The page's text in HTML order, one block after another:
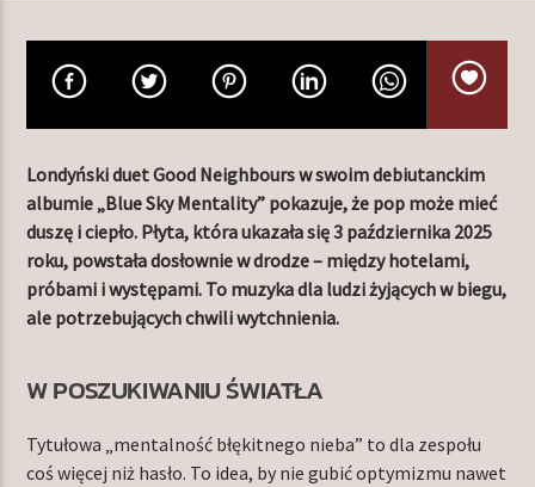
MAKE IT ON YOUR OWN
STEREOPHONICS
TERAZ W RAMÓWCE
LIGHT ORBIT
06:00 12:00
EXTRA ORBIT
Londyński duet Good Neighbours w swoim debiutanckim
albumie „Blue Sky Mentality” pokazuje, że pop może mieć
duszę i ciepło. Płyta, która ukazała się 3 października 2025
roku, powstała dosłownie w drodze – między hotelami,
próbami i występami. To muzyka dla ludzi żyjących w biegu,
ale potrzebujących chwili wytchnienia.
W POSZUKIWANIU ŚWIATŁA
Tytułowa „mentalność błękitnego nieba” to dla zespołu
coś więcej niż hasło. To idea, by nie gubić optymizmu nawet